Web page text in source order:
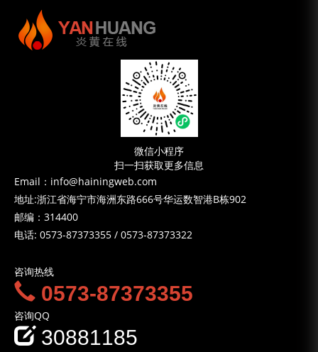
微信小程序
扫一扫获取更多信息
Email：info@hainingweb.com
地址:浙江省海宁市海洲东路666号华运数智港B栋902
邮编：314400
电话: 0573-87373355 / 0573-87373322
咨询热线
0573-87373355
咨询QQ
30881185